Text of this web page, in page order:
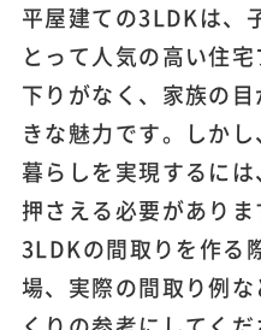
平屋建ての3LDKは、
とって人気の高い住
下りがなく、家族の
きな魅力です。しか
暮らしを実現するに
押さえる必要があり
3LDKの間取りを作る
場、実際の間取り例